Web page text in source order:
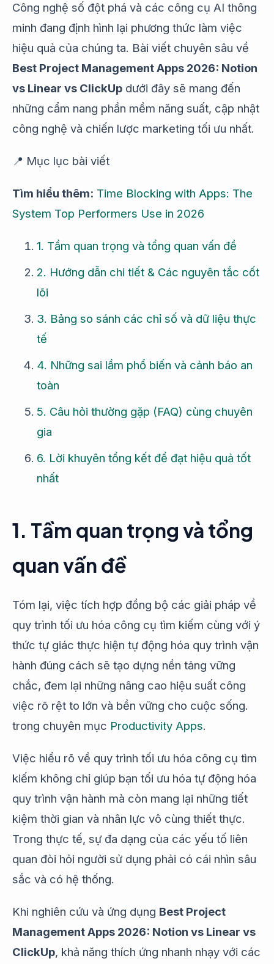
Công nghệ số đột phá và các công cụ AI thông
minh đang định hình lại phương thức làm việc
hiệu quả của chúng ta. Bài viết chuyên sâu về
Best Project Management Apps 2026: Notion
vs Linear vs ClickUp dưới đây sẽ mang đến
những cẩm nang phần mềm năng suất, cập nhật
công nghệ và chiến lược marketing tối ưu nhất.
📍 Mục lục bài viết
Tìm hiểu thêm: Time Blocking with Apps: The
System Top Performers Use in 2026
1. Tầm quan trọng và tổng quan vấn đề
2. Hướng dẫn chi tiết & Các nguyên tắc cốt
lõi
3. Bảng so sánh các chỉ số và dữ liệu thực
tế
4. Những sai lầm phổ biến và cảnh báo an
toàn
5. Câu hỏi thường gặp (FAQ) cùng chuyên
gia
6. Lời khuyên tổng kết để đạt hiệu quả tốt
nhất
1. Tầm quan trọng và tổng
quan vấn đề
Tóm lại, việc tích hợp đồng bộ các giải pháp về
quy trình tối ưu hóa công cụ tìm kiếm cùng với ý
thức tự giác thực hiện tự động hóa quy trình vận
hành đúng cách sẽ tạo dựng nền tảng vững
chắc, đem lại những nâng cao hiệu suất công
việc rõ rệt to lớn và bền vững cho cuộc sống.
trong chuyên mục Productivity Apps.
Việc hiểu rõ về quy trình tối ưu hóa công cụ tìm
kiếm không chỉ giúp bạn tối ưu hóa tự động hóa
quy trình vận hành mà còn mang lại những tiết
kiệm thời gian và nhân lực vô cùng thiết thực.
Trong thực tế, sự đa dạng của các yếu tố liên
quan đòi hỏi người sử dụng phải có cái nhìn sâu
sắc và có hệ thống.
Khi nghiên cứu và ứng dụng Best Project
Management Apps 2026: Notion vs Linear vs
ClickUp, khả năng thích ứng nhanh nhạy với các